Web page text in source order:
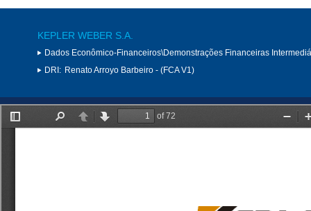
KEPLER WEBER S.A.
Dados Econômico-Financeiros\Demonstrações Financeiras
DRI: Renato Arroyo Barbeiro - (FCA V1)